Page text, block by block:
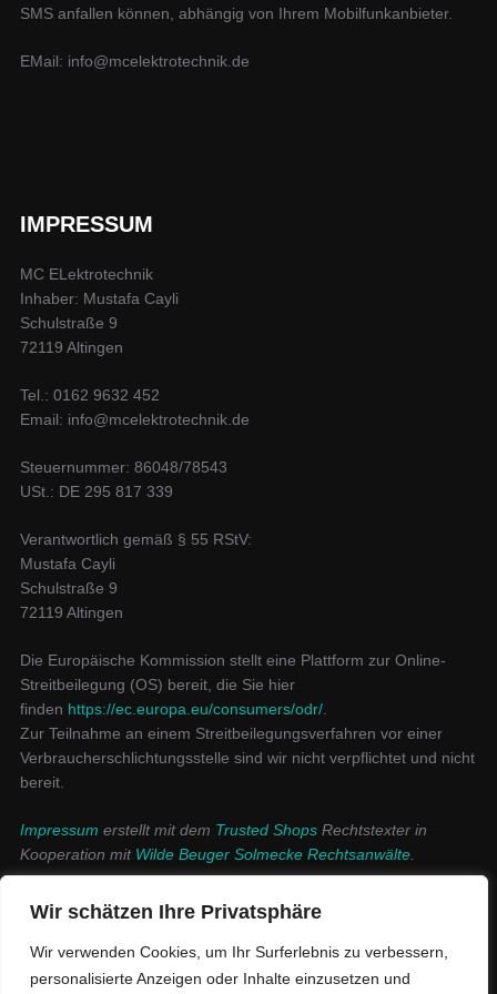
Wir schätzen Ihre Privatsphäre
Wir verwenden Cookies, um Ihr Surferlebnis zu verbessern,
personalisierte Anzeigen oder Inhalte einzusetzen und
SMS anfallen können, abhängig von Ihrem Mobilfunkanbieter.
EMail: info@mcelektrotechnik.de
IMPRESSUM
MC ELektrotechnik
Inhaber: Mustafa Cayli
Schulstraße 9
72119 Altingen
Tel.: 0162 9632 452
Email: info@mcelektrotechnik.de
Steuernummer: 86048/78543
USt.: DE 295 817 339
Verantwortlich gemäß § 55 RStV:
Mustafa Cayli
Schulstraße 9
72119 Altingen
Die Europäische Kommission stellt eine Plattform zur Online-
Streitbeilegung (OS) bereit, die Sie hier
finden https://ec.europa.eu/consumers/odr/.
Zur Teilnahme an einem Streitbeilegungsverfahren vor einer
Verbraucherschlichtungsstelle sind wir nicht verpflichtet und nicht
bereit.
Impressum erstellt mit dem Trusted ShopsRechtstexter in
Kooperation mit Wilde Beuger Solmecke Rechtsanwälte.
Datenschutzerklärung